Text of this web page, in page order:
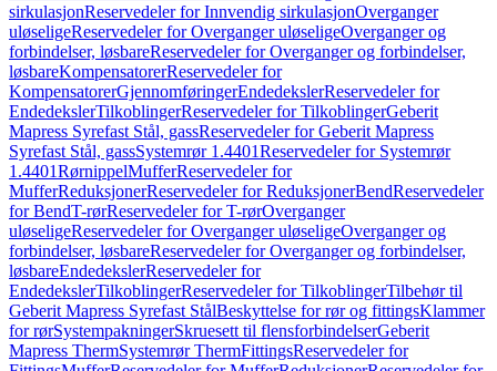
sirkulasjonReservedeler for Innvendig sirkulasjonOverganger
uløseligeReservedeler for Overganger uløseligeOverganger og
forbindelser, løsbareReservedeler for Overganger og forbindelser,
løsbareKompensatorerReservedeler for
KompensatorerGjennomføringerEndedekslerReservedeler for
EndedekslerTilkoblingerReservedeler for TilkoblingerGeberit
Mapress Syrefast Stål, gassReservedeler for Geberit Mapress
Syrefast Stål, gassSystemrør 1.4401Reservedeler for Systemrør
1.4401RørnippelMufferReservedeler for
MufferReduksjonerReservedeler for ReduksjonerBendReservedeler
for BendT-rørReservedeler for T-rørOverganger
uløseligeReservedeler for Overganger uløseligeOverganger og
forbindelser, løsbareReservedeler for Overganger og forbindelser,
løsbareEndedekslerReservedeler for
EndedekslerTilkoblingerReservedeler for TilkoblingerTilbehør til
Geberit Mapress Syrefast StålBeskyttelse for rør og fittingsKlammer
for rørSystempakningerSkruesett til flensforbindelserGeberit
Mapress ThermSystemrør ThermFittingsReservedeler for